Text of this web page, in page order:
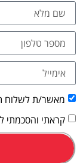
מאשר/ת לשלוח
קראתי והסכמתי ל